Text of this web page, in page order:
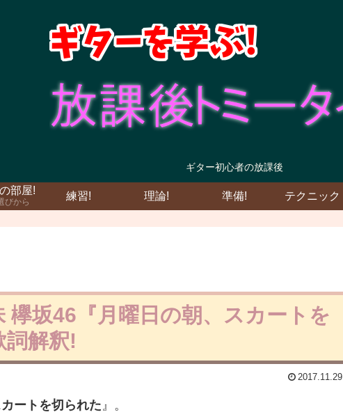
ギター初心者の放課後
部屋!
びから
練習! 理論! 準備! テクニック
欅坂46『月曜日の朝、スカートを
詞解釈!
2017.11.29
ートを切られた 』。